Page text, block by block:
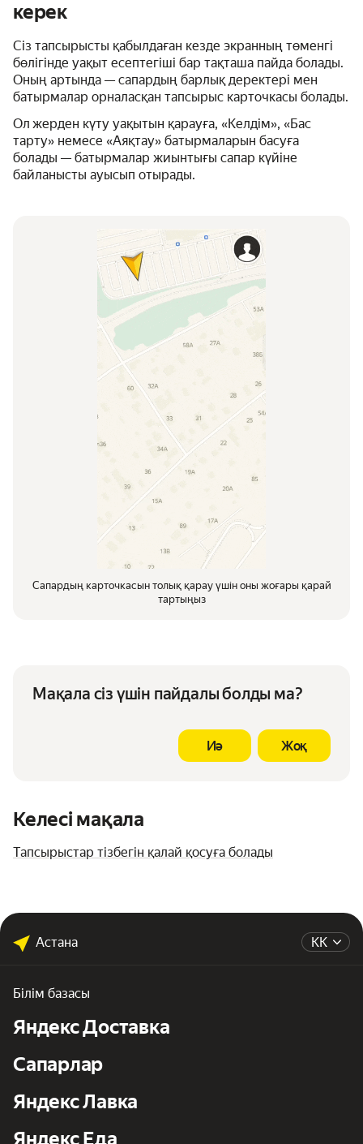
керек
Сіз тапсырысты қабылдаған кезде экранның төменгі
бөлігінде уақыт есептегіші бар тақташа пайда болады.
Оның артында — сапардың барлық деректері мен
батырмалар орналасқан тапсырыс карточкасы болады.
Ол жерден күту уақытын қарауға, «Келдім», «Бас
тарту» немесе «Аяқтау» батырмаларын басуға
болады — батырмалар жиынтығы сапар күйіне
байланысты ауысып отырады.
Сапардың карточкасын толық қарау үшін оны жоғары қарай
тартыңыз
Мақала сіз үшін пайдалы болды ма?
Иә Жоқ
Келесі мақала
Тапсырыстар тізбегін қалай қосуға болады
KK
Астана
Білім базасы
Яндекс Доставка
Сапарлар
Яндекс Лавка
Яндекс Еда